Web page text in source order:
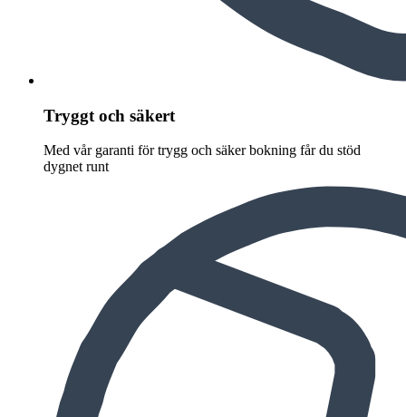
Tryggt och säkert
Med vår garanti för trygg och säker bokning får du stöd
dygnet runt